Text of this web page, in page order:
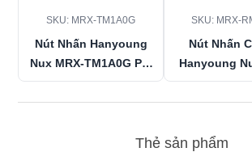
SKU: MRX-TM1A0G
Nút Nhấn Hanyoung
Nux MRX-TM1A0G Phi
22 - LED Xanh,
1NO+1NC, IP65 Chính
SKU: MRX-
Nút Nhấn
Hanyoung
RM1D0Y-
1NO+1NC,
Thẻ sản phẩm